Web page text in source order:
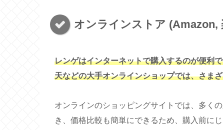
オンラインストア (Amazon,
レンゲはインターネットで購入するのが便利
天などの大手オンラインショップでは、さま
オンラインのショッピングサイトでは、多く
き、価格比較も簡単にできるため、購入前に